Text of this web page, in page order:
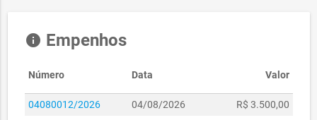
info Empenhos
Número Data Valor
04080012/2026 04/08/2026
R$ 3.500,00